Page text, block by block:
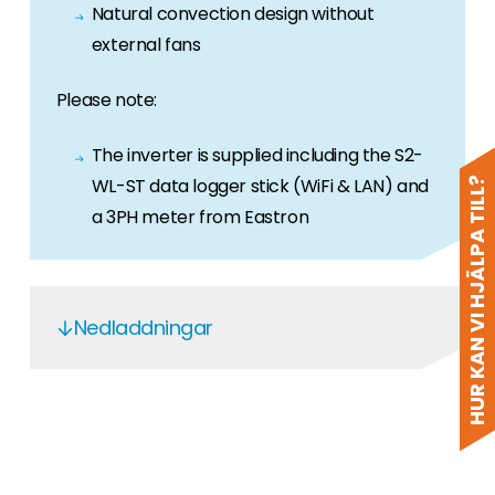
HUR KAN VI HJÄLPA TILL?
Natural convection design without
external fans
Please note:
The inverter is supplied including the S2-
WL-ST data logger stick (WiFi & LAN) and
a 3PH meter from Eastron
Nedladdningar